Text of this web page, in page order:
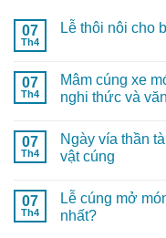
07
Th4
Lễ thôi nôi cho
07
Th4
Mâm cúng xe
nghi thức và
07
Th4
Ngày vía thần
vật cúng
07
Th4
Lễ cúng mở
nhất?